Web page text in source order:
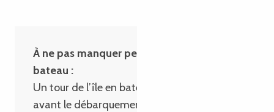
À ne pas manquer pendant la balade en
bateau :
Un tour de l’île en bateau est possible
avant le débarquement, pour une vue